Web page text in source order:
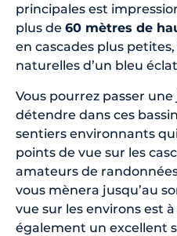
principales est
plus de 60 mètres de
en cascades plus
naturelles d’un bleu
Vous pourrez passer
détendre dans ces
sentiers environnants
points de vue sur les
amateurs de
vous mènera jusqu’au
vue sur les environs est
également un excellent